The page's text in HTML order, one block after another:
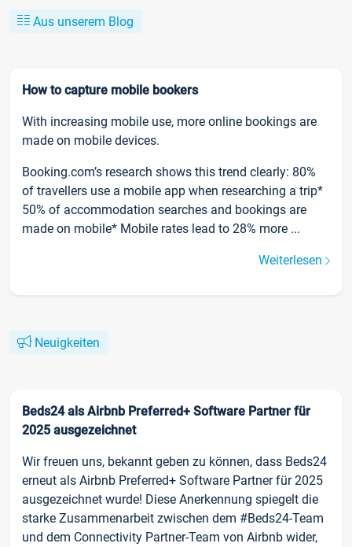
Aus unserem Blog
How to capture mobile bookers
With increasing mobile use, more online bookings are
made on mobile devices.
Booking.com’s research shows this trend clearly: 80%
of travellers use a mobile app when researching a trip*
50% of accommodation searches and bookings are
made on mobile* Mobile rates lead to 28% more ...
Weiterlesen
Neuigkeiten
Beds24 als Airbnb Preferred+ Software Partner für
2025 ausgezeichnet
Wir freuen uns, bekannt geben zu können, dass Beds24
erneut als Airbnb Preferred+ Software Partner für 2025
ausgezeichnet wurde! Diese Anerkennung spiegelt die
starke Zusammenarbeit zwischen dem #Beds24-Team
und dem Connectivity Partner-Team von Airbnb wider,